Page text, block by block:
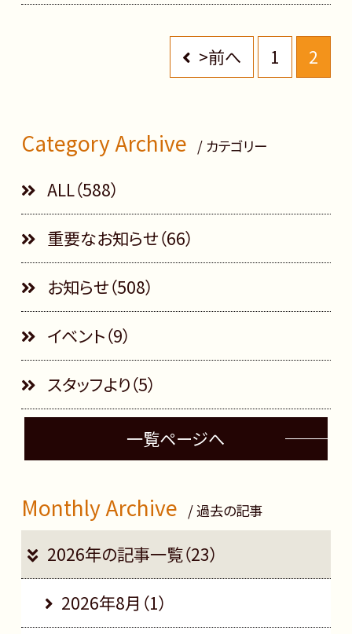
>前へ 1 2
Category Archive / カテゴリー
ALL（588）
重要なお知らせ（66）
お知らせ（508）
イベント（9）
スタッフより（5）
一覧ページへ
Monthly Archive / 過去の記事
2026年の記事一覧（23）
2026年8月（1）